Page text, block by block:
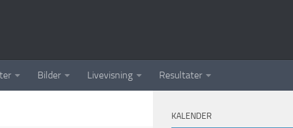
Bilder Livevisning Resultater
KALENDER